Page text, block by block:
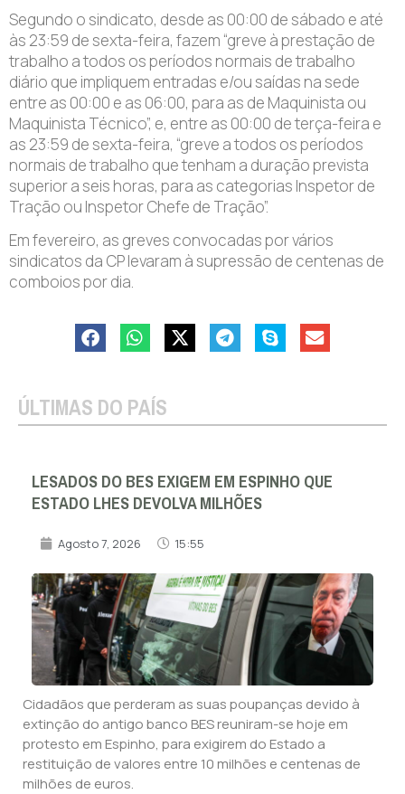
Segundo o sindicato, desde as 00:00 de sábado e até
às 23:59 de sexta-feira, fazem “greve à prestação de
trabalho a todos os períodos normais de trabalho
diário que impliquem entradas e/ou saídas na sede
entre as 00:00 e as 06:00, para as de Maquinista ou
Maquinista Técnico”, e, entre as 00:00 de terça-feira e
as 23:59 de sexta-feira, “greve a todos os períodos
normais de trabalho que tenham a duração prevista
superior a seis horas, para as categorias Inspetor de
Tração ou Inspetor Chefe de Tração”.
Em fevereiro, as greves convocadas por vários
sindicatos da CP levaram à supressão de centenas de
comboios por dia.
ÚLTIMAS DO PAÍS
LESADOS DO BES EXIGEM EM ESPINHO QUE
ESTADO LHES DEVOLVA MILHÕES
Agosto 7, 2026 15:55
Cidadãos que perderam as suas poupanças devido à
extinção do antigo banco BES reuniram-se hoje em
protesto em Espinho, para exigirem do Estado a
restituição de valores entre 10 milhões e centenas de
milhões de euros.